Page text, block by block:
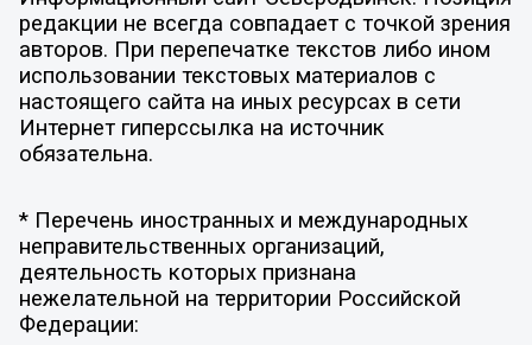
редакции не всегда совпадает с точкой зрения
авторов. При перепечатке текстов либо ином
использовании текстовых материалов с
настоящего сайта на иных ресурсах в сети
Интернет гиперссылка на источник
обязательна.
* Перечень иностранных и международных
неправительственных организаций,
деятельность которых признана
нежелательной на территории Российской
Федерации: